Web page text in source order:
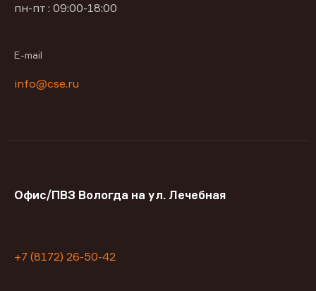
пн-пт : 09:00-18:00
E-mail
info@cse.ru
Офис/ПВЗ Вологда на ул. Лечебная
+7 (8172) 26-50-42